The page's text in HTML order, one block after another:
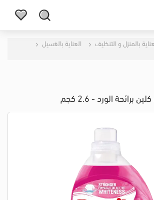
بالمنزل و التنظيف
العناية بالغسيل
الورد - 2.6 كجم